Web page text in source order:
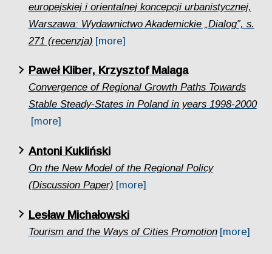
europejskiej i orientalnej koncepcji urbanistycznej,
Warszawa: Wydawnictwo Akademickie „Dialog”, s.
271 (recenzja) [more]
Paweł Kliber, Krzysztof Malaga
Convergence of Regional Growth Paths Towards
Stable Steady-States in Poland in years 1998-2000
[more]
Antoni Kukliński
On the New Model of the Regional Policy
(Discussion Paper) [more]
Lesław Michałowski
Tourism and the Ways of Cities Promotion [more]